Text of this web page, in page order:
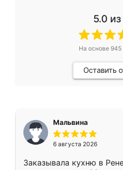
5.0
На основе 945
Оставить
Мальвина
6 августа 2026
Заказывала кухню в